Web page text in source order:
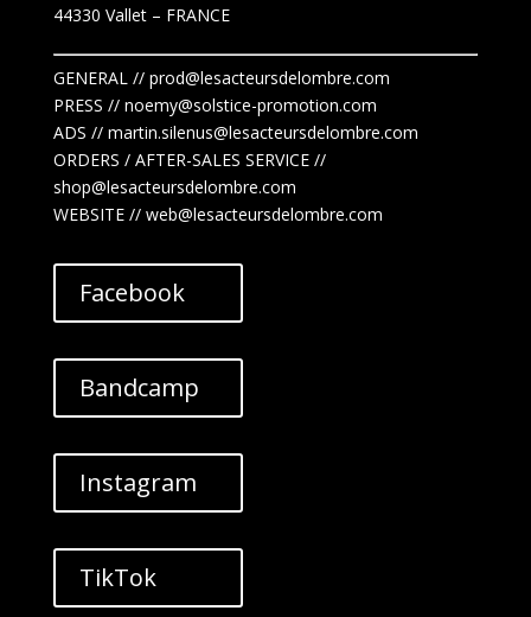
44330 Vallet– FRANCE
GENERAL // prod@lesacteursdelombre.com
PRESS // noemy@solstice-promotion.com
ADS // martin.silenus@lesacteursdelombre.com
ORDERS / AFTER-SALES SERVICE //
shop@lesacteursdelombre.com
WEBSITE // web@lesacteursdelombre.com
Facebook
Bandcamp
Instagram
TikTok